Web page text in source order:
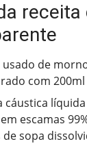
receita
usado de
com
cáustica
escamas
sopa